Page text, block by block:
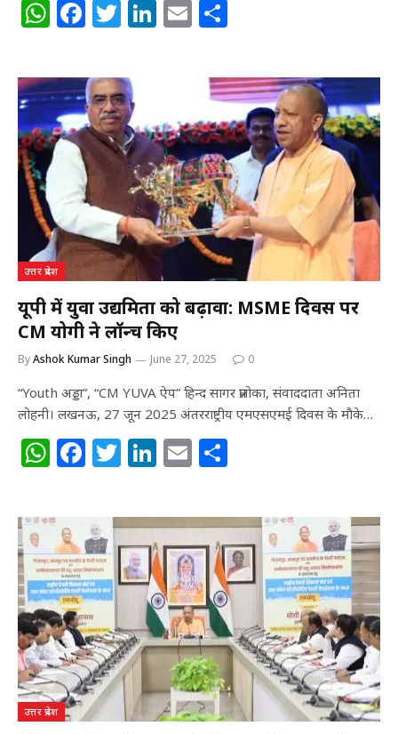
W
h
at
s
A
p
F
a
c
e
b
o
o
k
T
w
itt
e
r
Li
n
dI
n
E
m
ai ar
e
उत्तर प्रदेश
यूपी में युवा उद्यमिता को बढ़ावा: MSME दिवस पर
CM योगी ने लॉन्च किए
ByAshok Kumar Singh June 27, 2025 0
“Youth अड्डा”, “CM YUVA ऐप” हिन्द सागर प्रलोका, संवाददाता अनिता
लोहनी। लखनऊ, 27 जून 2025 अंतरराष्ट्रीय एमएसएमई दिवस के मौके…
W
at
s
A
p
p
F
e
b
o
o
k
T
itt
e
r
Li
k
e
dI
n
E
ai
l
ar
e
उत्तर प्रदेश